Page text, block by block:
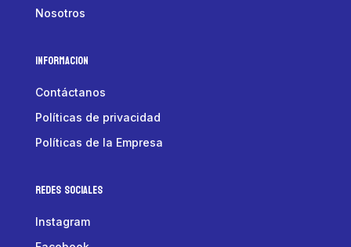
Nosotros
Informacion
Contáctanos
Políticas de privacidad
Políticas de la Empresa
Redes Sociales
Instagram